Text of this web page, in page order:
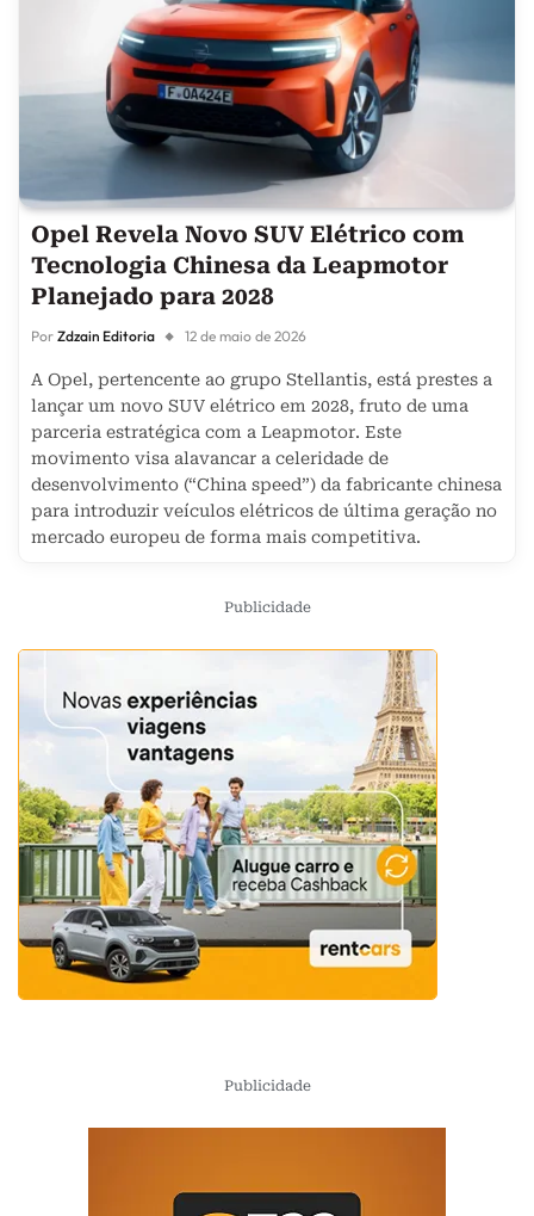
Opel Revela Novo SUV Elétrico com
Tecnologia Chinesa da Leapmotor
Planejado para 2028
Por Zdzain Editoria 12 de maio de 2026
A Opel, pertencente ao grupo Stellantis, está prestes a
lançar um novo SUV elétrico em 2028, fruto de uma
parceria estratégica com a Leapmotor. Este
movimento visa alavancar a celeridade de
desenvolvimento (“China speed”) da fabricante chinesa
para introduzir veículos elétricos de última geração no
mercado europeu de forma mais competitiva.
Publicidade
Publicidade